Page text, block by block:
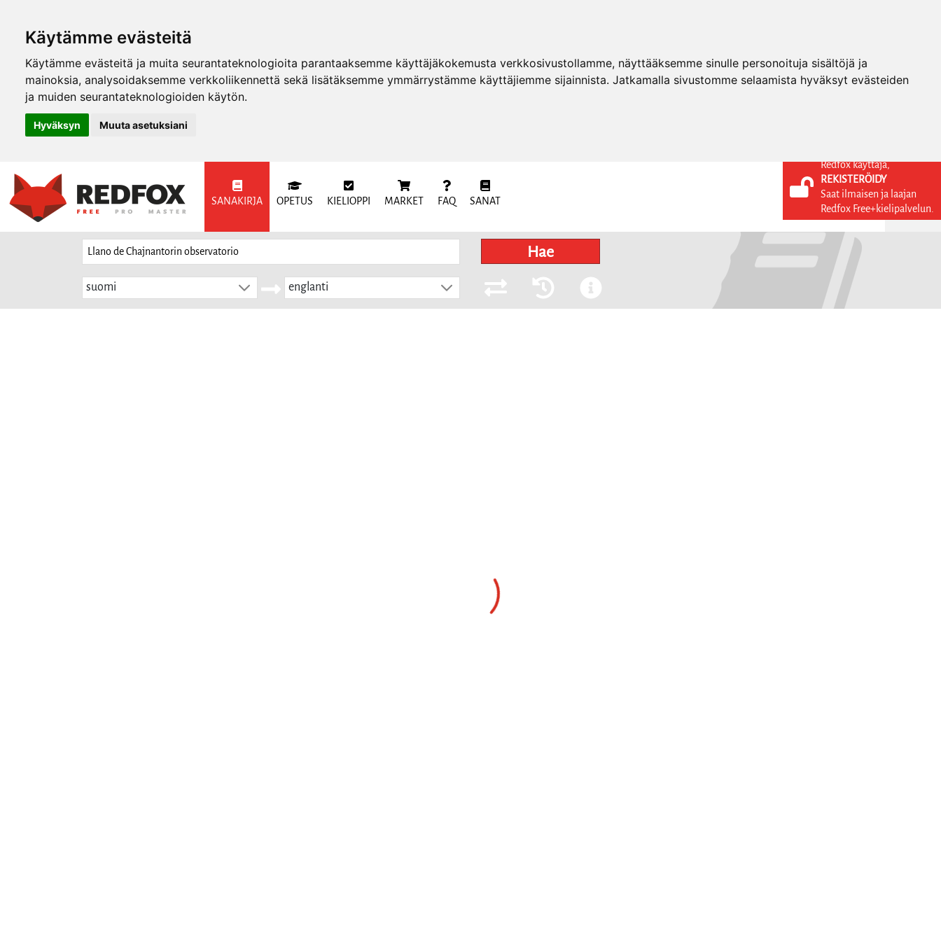
Käytämme evästeitä
Käytämme evästeitä ja muita seurantateknologioita parantaaksemme käyttäjäkokemusta verkkosivustollamme, näyttääksemme sinulle personoituja sisältöjä ja
mainoksia, analysoidaksemme verkkoliikennettä sekä lisätäksemme ymmärrystämme käyttäjiemme sijainnista. Jatkamalla sivustomme selaamista hyväksyt evästeiden
ja muiden seurantateknologioiden käytön.
Hyväksyn Muuta asetuksiani
SANAKIRJA OPETUS KIELIOPPI MARKET FAQ SANAT
KIRJAUDU SISÄÄN
REKISTERÖIDY
Hae
suomi englanti
Redfox käyttäjä,
REKISTERÖIDY
Saat ilmaisen ja laajan
Redfox Free+kielipalvelun.